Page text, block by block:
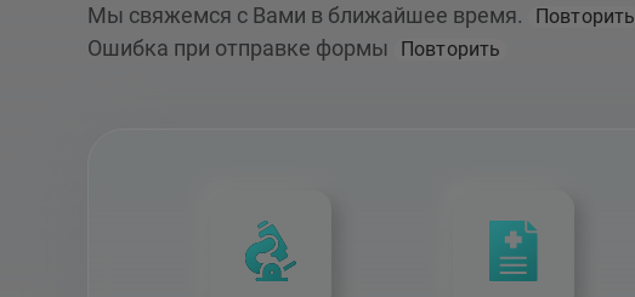
Мы свяжемся с Вами в ближайшее время. Повторить
Ошибка при отправке формы Повторить